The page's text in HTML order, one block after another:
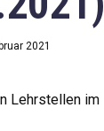
2021
Lehrstellen im